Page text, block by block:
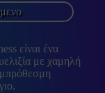
είναι ένα
με χαμηλή